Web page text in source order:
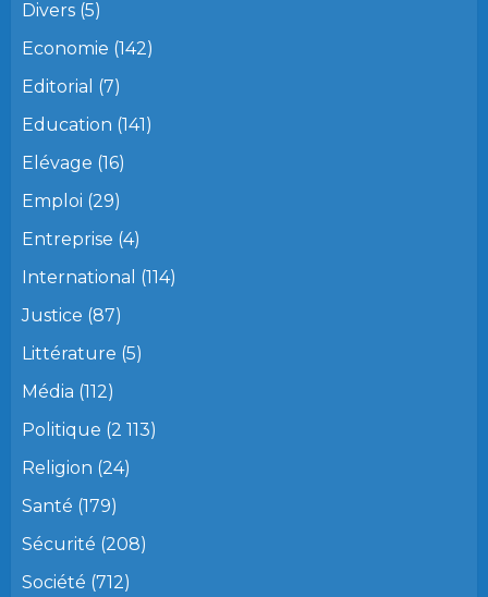
Divers (5)
Economie (142)
Editorial (7)
Education (141)
Elévage (16)
Emploi (29)
Entreprise (4)
International (114)
Justice (87)
Littérature (5)
Média (112)
Politique (2 113)
Religion (24)
Santé (179)
Sécurité (208)
Société (712)